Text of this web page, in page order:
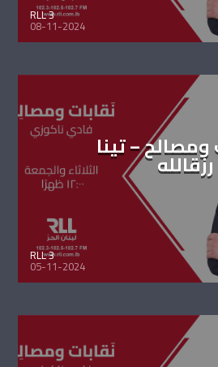
RLL 3
08-11-2024
ومصالح – تينا
رزقالله
RLL 3
05-11-2024